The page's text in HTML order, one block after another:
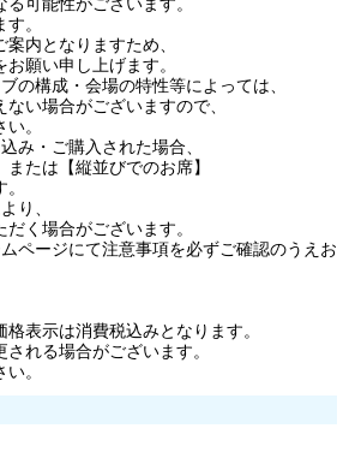
。
内となりますため、
願い申し上げます。
の構成・会場の特性等によっては、
い場合がございますので、
。
み・ご購入された場合、
または【縦並びでのお席】
り、
く場合がございます。
ページにて注意事項を必ずご確認のうえお
表示は消費税込みとなります。
れる場合がございます。
。